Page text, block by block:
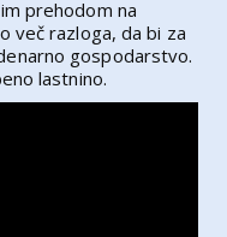
prehodom na
več razloga, da bi za
gospodarstvo.
lastnino.